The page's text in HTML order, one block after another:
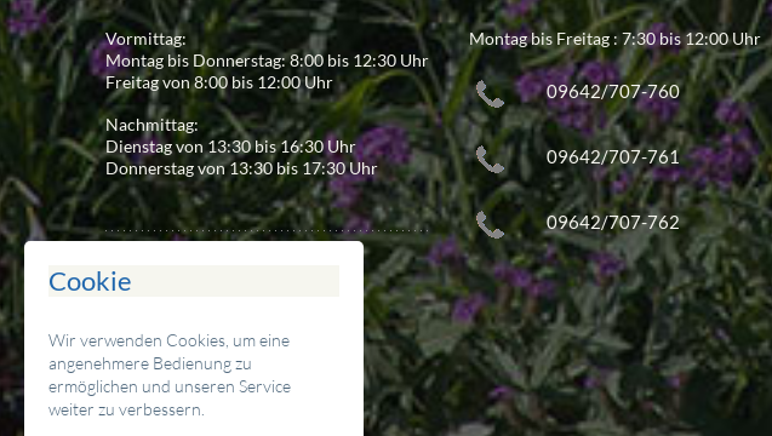
Vormittag:
Montag bis Donnerstag: 8:00 bis 12:30 Uhr
Freitag von 8:00 bis 12:00 Uhr
Nachmittag:
Dienstag von 13:30 bis 16:30 Uhr
Donnerstag von 13:30 bis 17:30 Uhr
Ansprechpartner
Stadt Kemnath
Stadtplatz 38
D-95478 Kemnath
Montag bis Freitag : 7:30 bis 12:00 Uhr
09642/707-760
09642/707-761
09642/707-762
Cookie
Wir verwenden Cookies, um eine
angenehmere Bedienung zu
ermöglichen und unseren Service
weiter zu verbessern.